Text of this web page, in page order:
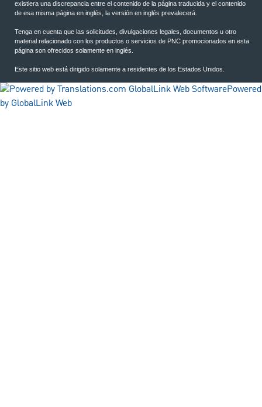
existiera una discrepancia entre el contenido de la página traducida y el contenido
de esa misma página en inglés, la versión en inglés prevalecerá.
Tenga en cuenta que las solicitudes, divulgaciones legales, documentos u otro
material relacionado con los productos o servicios de PNC promocionados en esta
página son ofrecidos solamente en inglés.
Este sitio web está dirigido solamente a residentes de los Estados Unidos.
Powered
by GlobalLink Web